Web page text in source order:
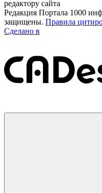
редактору сайта
Редакция Портала 1000
защищены. Правила
Сделано в